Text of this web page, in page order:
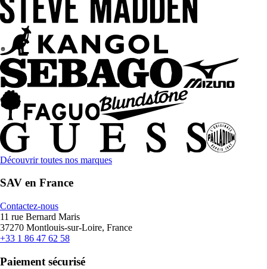
Découvrir toutes nos marques
SAV en France
Contactez-nous
11 rue Bernard Maris
37270 Montlouis-sur-Loire, France
+33 1 86 47 62 58
Paiement sécurisé